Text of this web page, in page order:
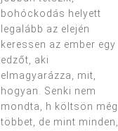
bohóckodás helyett
legalább az elején
keressen az ember egy
edzőt, aki
elmagyarázza, mit,
hogyan. Senki nem
mondta, h költsön még
többet, de mint minden,